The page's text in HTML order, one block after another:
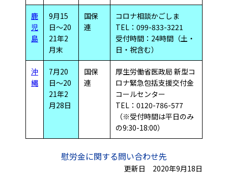
鹿
児
島
9月15
日～20
21年2
月末
国保
連
コロナ相談かごしま
TEL：099-833-3221
受付時間：24時間（土・
日・祝含む）
沖
縄
7月20
日～20
21年2
月28日
国保
連
厚生労働省医政局 新型コ
ロナ緊急包括支援交付金
コールセンター
TEL：0120-786-577
（※受付時間は平日のみ
の9:30-18:00）
慰労金に関する問い合わせ先
更新日 2020年9月18日